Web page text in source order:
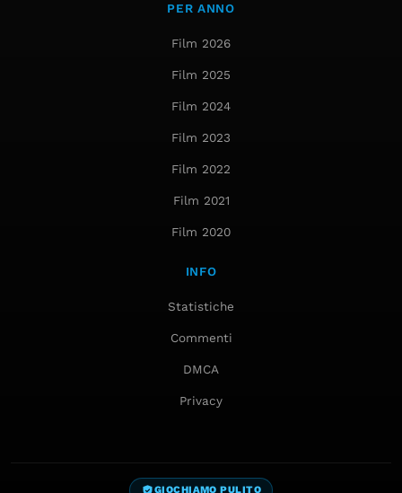
PER ANNO
Film 2026
Film 2025
Film 2024
Film 2023
Film 2022
Film 2021
Film 2020
INFO
Statistiche
Commenti
DMCA
Privacy
GIOCHIAMO PULITO